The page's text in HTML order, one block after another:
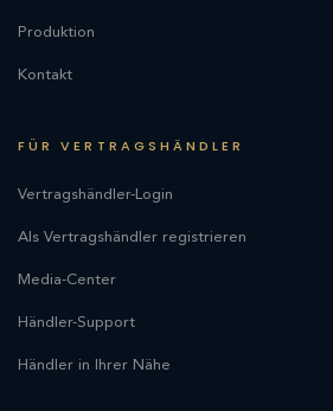
Produktion
Kontakt
FÜR VERTRAGSHÄNDLER
Vertragshändler-Login
Als Vertragshändler registrieren
Media-Center
Händler-Support
Händler in Ihrer Nähe